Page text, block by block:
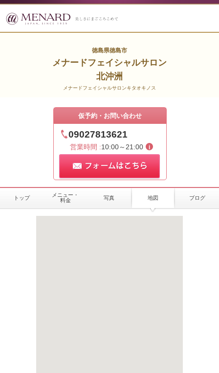
徳島県徳島市
メナードフェイシャルサロン
北沖洲
メナードフェイシャルサロンキタオキノス
仮予約・お問い合わせ
09027813621
営業時間 :10:00～21:00
トップ
メニュー・
料金
写真 地図 ブログ